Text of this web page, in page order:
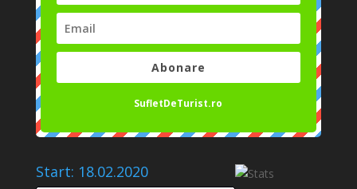
Abonare
SufletDeTurist.ro
Start: 18.02.2020